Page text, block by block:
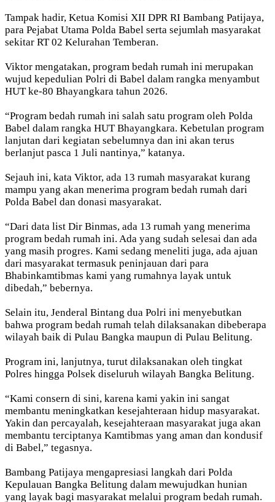
Tampak hadir, Ketua Komisi XII DPR RI Bambang Patijaya,
para Pejabat Utama Polda Babel serta sejumlah masyarakat
sekitar RT 02 Kelurahan Temberan.
Viktor mengatakan, program bedah rumah ini merupakan
wujud kepedulian Polri di Babel dalam rangka menyambut
HUT ke-80 Bhayangkara tahun 2026.
“Program bedah rumah ini salah satu program oleh Polda
Babel dalam rangka HUT Bhayangkara. Kebetulan program
lanjutan dari kegiatan sebelumnya dan ini akan terus
berlanjut pasca 1 Juli nantinya,” katanya.
Sejauh ini, kata Viktor, ada 13 rumah masyarakat kurang
mampu yang akan menerima program bedah rumah dari
Polda Babel dan donasi masyarakat.
“Dari data list Dir Binmas, ada 13 rumah yang menerima
program bedah rumah ini. Ada yang sudah selesai dan ada
yang masih progres. Kami sedang meneliti juga, ada ajuan
dari masyarakat termasuk peninjauan dari para
Bhabinkamtibmas kami yang rumahnya layak untuk
dibedah,” bebernya.
Selain itu, Jenderal Bintang dua Polri ini menyebutkan
bahwa program bedah rumah telah dilaksanakan dibeberapa
wilayah baik di Pulau Bangka maupun di Pulau Belitung.
Program ini, lanjutnya, turut dilaksanakan oleh tingkat
Polres hingga Polsek diseluruh wilayah Bangka Belitung.
“Kami consern di sini, karena kami yakin ini sangat
membantu meningkatkan kesejahteraan hidup masyarakat.
Yakin dan percayalah, kesejahteraan masyarakat juga akan
membantu terciptanya Kamtibmas yang aman dan kondusif
di Babel,” tegasnya.
Bambang Patijaya mengapresiasi langkah dari Polda
Kepulauan Bangka Belitung dalam mewujudkan hunian
yang layak bagi masyarakat melalui program bedah rumah.